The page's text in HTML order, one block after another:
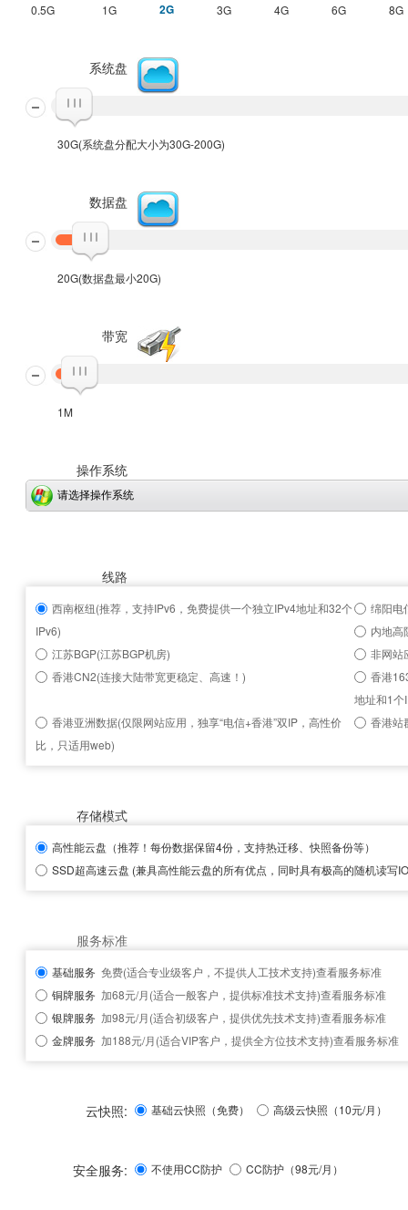
0.5G 1G 2G 3G 4G 6G 8G
系统盘
30G(系统盘分配大小为30G-200G)
数据盘
20G(数据盘最小20G)
带宽
1M
操作系统
请选择操作系统
线路
西南枢纽(推荐，支持IPv6，免费提供一个独立IPv4地址和32个
IPv6)
绵阳电
内地高
江苏BGP(江苏BGP机房)
非网站
香港CN2(连接大陆带宽更稳定、高速！)
香港
地址和1个
香港亚洲数据(仅限网站应用，独享“电信+香港”双IP，高性价
比，只适用web)
香港站
存储模式
高性能云盘 （推荐！每份数据保留4份，支持热迁移、快照备份等）
SSD超高速云盘 (兼具高性能云盘的所有优点，同时具有极高的随机读写
服务标准
基础服务 免费(适合专业级客户，不提供人工技术支持)查看服务标准
铜牌服务 加68元/月(适合一般客户，提供标准技术支持)查看服务标准
银牌服务 加98元/月(适合初级客户，提供优先技术支持)查看服务标准
金牌服务 加188元/月(适合VIP客户，提供全方位技术支持)查看服务标准
云快照: 基础云快照（免费） 高级云快照（10元/月）
安全服务: 不使用CC防护 CC防护（98元/月）